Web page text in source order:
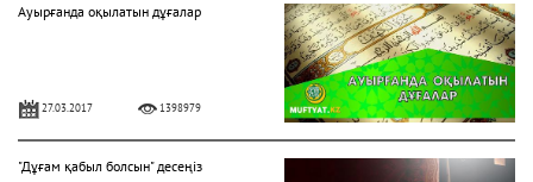
Ауырғанда оқылатын дұғалар
27.03.2017 1398979
"Дұғам қабыл болсын" десеңіз